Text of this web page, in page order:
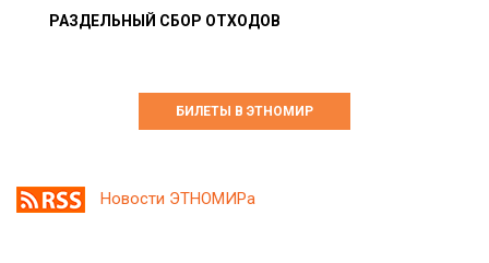
РАЗДЕЛЬНЫЙ СБОР ОТХОДОВ
БИЛЕТЫ В ЭТНОМИР
Новости ЭТНОМИРа